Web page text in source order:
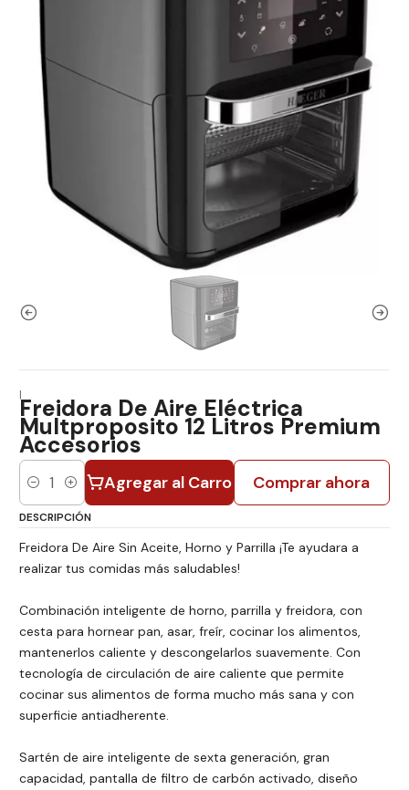
|Freidora De Aire Eléctrica
Multproposito 12 Litros Premium
Accesorios
Cantidad Agregar al Carro Comprar ahora
DESCRIPCIÓN
Freidora De Aire Sin Aceite, Horno y Parrilla ¡Te ayudara a
realizar tus comidas más saludables!
Combinación inteligente de horno, parrilla y freidora, con
cesta para hornear pan, asar, freír, cocinar los alimentos,
mantenerlos caliente y descongelarlos suavemente. Con
tecnología de circulación de aire caliente que permite
cocinar sus alimentos de forma mucho más sana y con
superficie antiadherente.
Sartén de aire inteligente de sexta generación, gran
capacidad, pantalla de filtro de carbón activado, diseño